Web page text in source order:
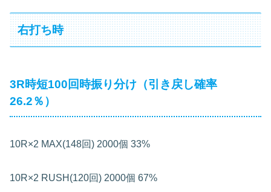
右打ち時
3R時短100回時振り分け（引き戻し確率
26.2％）
10R×2 MAX(148回) 2000個 33%
10R×2 RUSH(120回) 2000個 67%